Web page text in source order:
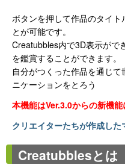
ボタンを押して作品のタイ
とが可能です。
Creatubbles内で3D表示がで
を鑑賞することができます。
自分がつくった作品を通じ
ニケーションをとろう
本機能はVer.3.0からの新機能
クリエイターたちが作成し
Creatubblesとは